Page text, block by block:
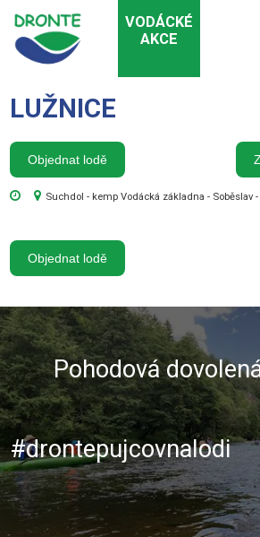
VODÁCKÉ
AKCE
LUŽNICE
Objednat lodě
Suchdol - kemp Vodácká základna - Soběslav
Objednat lodě
Pohodová
#drontepujcovnalodi